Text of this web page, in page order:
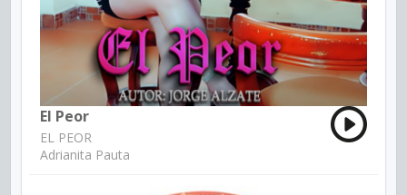
El Peor
EL PEOR
Adrianita Pauta